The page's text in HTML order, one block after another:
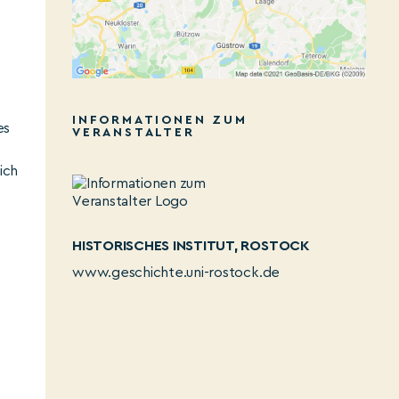
INFORMATIONEN ZUM
VERANSTALTER
HISTORISCHES INSTITUT, ROSTOCK
www.geschichte.uni-rostock.de